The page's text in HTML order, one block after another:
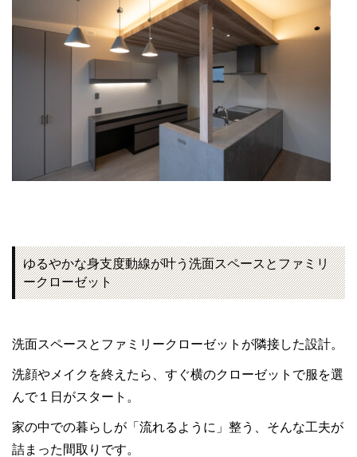
ゆるやかな身支度動線が叶う洗面スペースとファミリ
ークローゼット
洗面スペースとファミリークローゼットが隣接した設計。
洗顔やメイクを終えたら、すぐ横のクローゼットで服を選
んで１日がスタート。
家の中での暮らしが「流れるように」整う、そんな工夫が
詰まった間取りです。